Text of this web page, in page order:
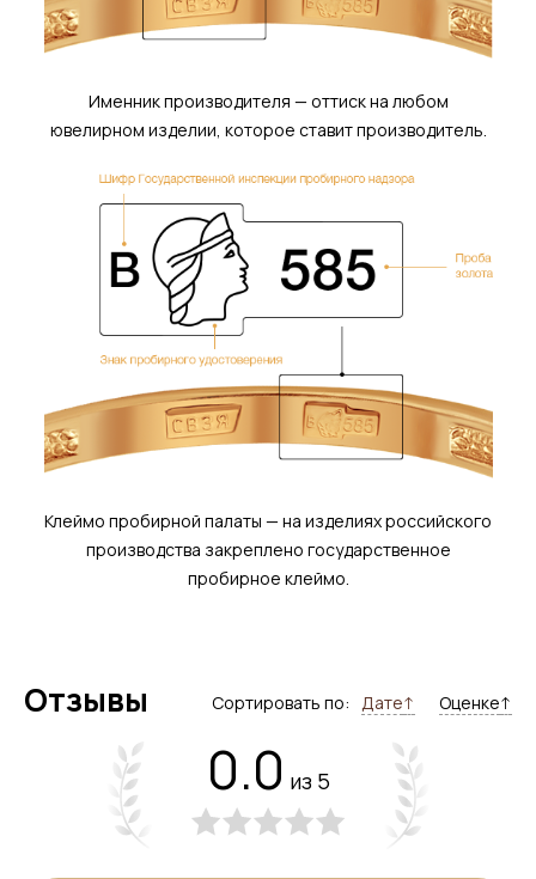
Именник производителя — оттиск на любом
ювелирном изделии, которое ставит производитель.
Клеймо пробирной палаты — на изделиях российского
производства закреплено государственное
пробирное клеймо.
Отзывы Сортировать по: Дате↑ Оценке↑
0.0 из 5